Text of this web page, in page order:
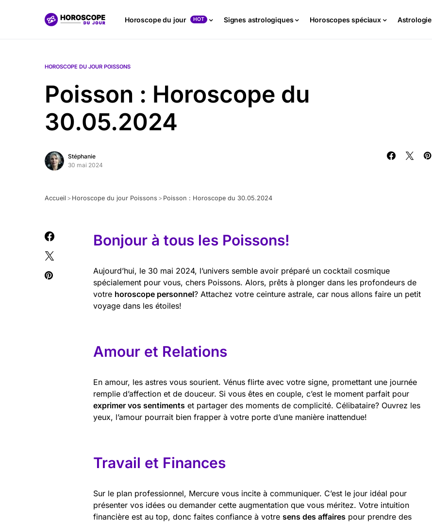
Horoscope du jour HOT Signes astrologiques Horoscopes spéciaux Astrologie
HOROSCOPE DU JOUR POISSONS
Poisson : Horoscope du
30.05.2024
Stéphanie
30 mai 2024
Accueil > Horoscope du jour Poissons > Poisson : Horoscope du 30.05.2024
Bonjour à tous les Poissons!
Aujourd’hui, le 30 mai 2024, l’univers semble avoir préparé un cocktail cosmique
spécialement pour vous, chers Poissons. Alors, prêts à plonger dans les profondeurs de
votre horoscope personnel? Attachez votre ceinture astrale, car nous allons faire un petit
voyage dans les étoiles!
Amour et Relations
En amour, les astres vous sourient. Vénus flirte avec votre signe, promettant une journée
remplie d’affection et de douceur. Si vous êtes en couple, c’est le moment parfait pour
exprimer vos sentiments et partager des moments de complicité. Célibataire? Ouvrez les
yeux, l’amour pourrait bien frapper à votre porte d’une manière inattendue!
Travail et Finances
Sur le plan professionnel, Mercure vous incite à communiquer. C’est le jour idéal pour
présenter vos idées ou demander cette augmentation que vous méritez. Votre intuition
financière est au top, donc faites confiance à votre sens des affaires pour prendre des